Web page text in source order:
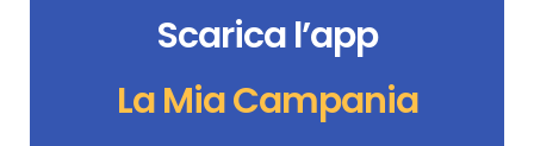
Scarica l’app
La Mia Campania